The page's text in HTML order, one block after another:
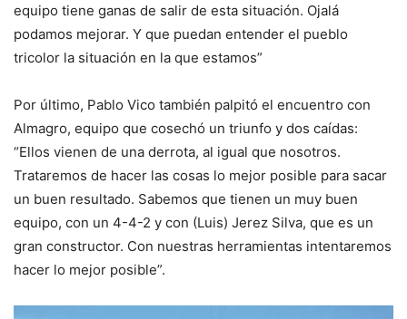
equipo tiene ganas de salir de esta situación. Ojalá
podamos mejorar. Y que puedan entender el pueblo
tricolor la situación en la que estamos”
Por último, Pablo Vico también palpitó el encuentro con
Almagro, equipo que cosechó un triunfo y dos caídas:
“Ellos vienen de una derrota, al igual que nosotros.
Trataremos de hacer las cosas lo mejor posible para sacar
un buen resultado. Sabemos que tienen un muy buen
equipo, con un 4-4-2 y con (Luis) Jerez Silva, que es un
gran constructor. Con nuestras herramientas intentaremos
hacer lo mejor posible”.